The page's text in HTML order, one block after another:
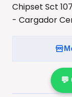
Chipset Sct
- Cargador
💬